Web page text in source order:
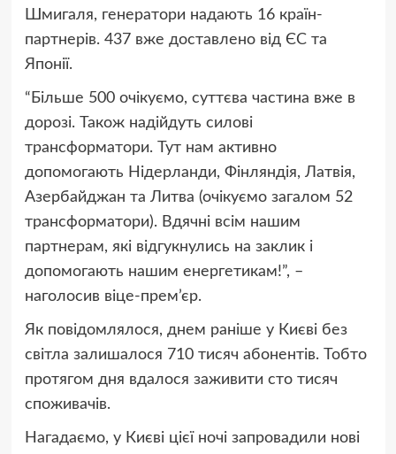
Шмигаля, генератори надають 16 країн-
партнерів. 437 вже доставлено від ЄС та
Японії.
“Більше 500 очікуємо, суттєва частина вже в
дорозі. Також надійдуть силові
трансформатори. Тут нам активно
допомогають Нідерланди, Фінляндія, Латвія,
Азербайджан та Литва (очікуємо загалом 52
трансформатори). Вдячні всім нашим
партнерам, які відгукнулись на заклик і
допомогають нашим енергетикам!”, –
наголосив віце-прем’єр.
Як повідомлялося, днем раніше у Києві без
світла залишалося 710 тисяч абонентів. Тобто
протягом дня вдалося заживити сто тисяч
споживачів.
Нагадаємо, у Києві цієї ночі запровадили нові